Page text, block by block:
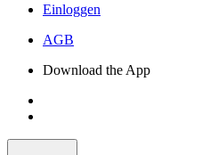
Einloggen
AGB
Download the App